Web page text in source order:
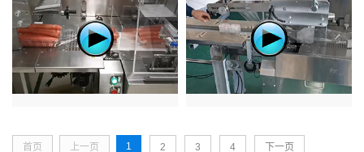
首页 上一页 1 2 3 4 下一页